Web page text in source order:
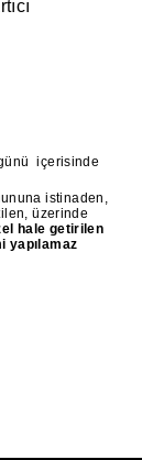
içerisinde
istinaden,
üzerinde
hale getirilen
yapılamaz